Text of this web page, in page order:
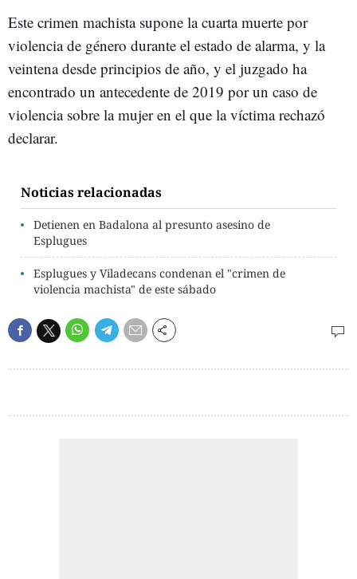
Este crimen machista supone la cuarta muerte por
violencia de género durante el estado de alarma, y la
veintena desde principios de año, y el juzgado ha
encontrado un antecedente de 2019 por un caso de
violencia sobre la mujer en el que la víctima rechazó
declarar.
Noticias relacionadas
Detienen en Badalona al presunto asesino de
Esplugues
Esplugues y Viladecans condenan el "crimen de
violencia machista" de este sábado